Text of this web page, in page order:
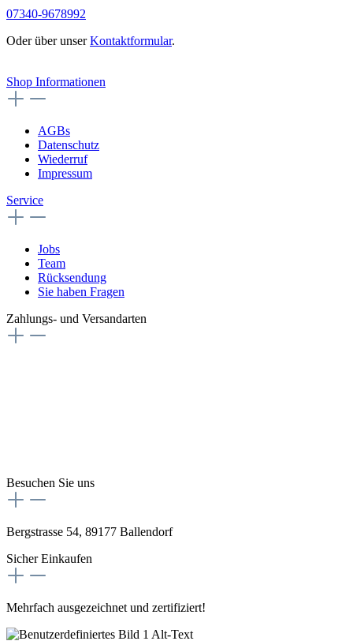
07340-9678992
Oder über unserKontaktformular.
Shop Informationen
AGBs
Datenschutz
Wiederruf
Impressum
Service
Jobs
Team
Rücksendung
Sie haben Fragen
Zahlungs- und Versandarten
Besuchen Sie uns
Bergstrasse 54, 89177 Ballendorf
Sicher Einkaufen
Mehrfach ausgezeichnet und zertifiziert!